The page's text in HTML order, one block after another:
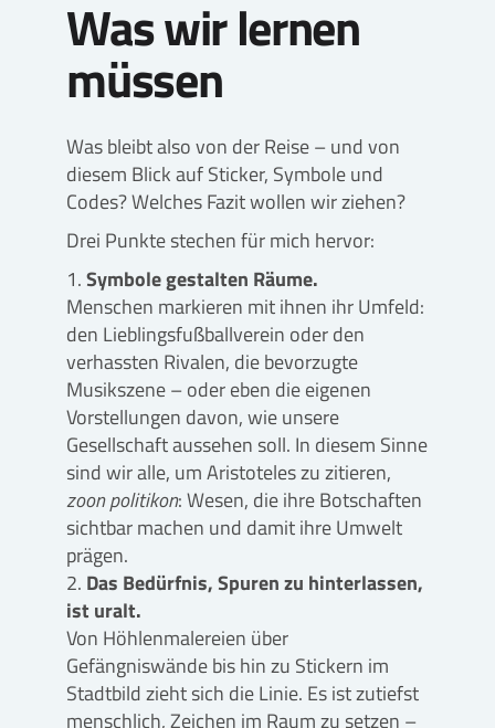
Was wir lernen
müssen
Was bleibt also von der Reise – und von
diesem Blick auf Sticker, Symbole und
Codes? Welches Fazit wollen wir ziehen?
Drei Punkte stechen für mich hervor:
Symbole gestalten Räume.
Menschen markieren mit ihnen ihr Umfeld:
den Lieblingsfußballverein oder den
verhassten Rivalen, die bevorzugte
Musikszene – oder eben die eigenen
Vorstellungen davon, wie unsere
Gesellschaft aussehen soll. In diesem Sinne
sind wir alle, um Aristoteles zu zitieren,
zoon politikon: Wesen, die ihre Botschaften
sichtbar machen und damit ihre Umwelt
prägen.
Das Bedürfnis, Spuren zu hinterlassen,
ist uralt.
Von Höhlenmalereien über
Gefängniswände bis hin zu Stickern im
Stadtbild zieht sich die Linie. Es ist zutiefst
menschlich, Zeichen im Raum zu setzen –